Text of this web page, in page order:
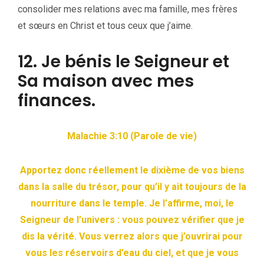
consolider mes relations avec ma famille, mes frères
et sœurs en Christ et tous ceux que j’aime.
12. Je bénis le Seigneur et
Sa maison avec mes
finances.
Malachie 3:10 (Parole de vie)
Apportez donc réellement le dixième de vos biens
dans la salle du trésor, pour qu’il y ait toujours de la
nourriture dans le temple. Je l’affirme, moi, le
Seigneur de l’univers : vous pouvez vérifier que je
dis la vérité. Vous verrez alors que j’ouvrirai pour
vous les réservoirs d’eau du ciel, et que je vous